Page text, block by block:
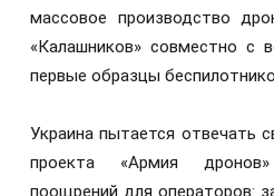
массовое производство
«Калашников» совместно с
первые образцы
Украина пытается отвечать
проекта «Армия
поощрений для операторов: